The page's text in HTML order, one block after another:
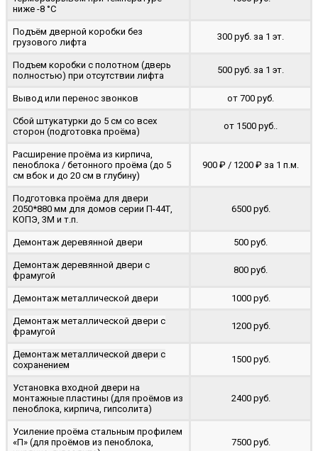
ниже -8 °C
Подъём дверной коробки без
грузового лифта
300 руб. за 1 эт.
Подъем коробки с полотном (дверь
полностью) при отсутствии лифта
500 руб. за 1 эт.
Вывод или перенос звонков от 700 руб.
Сбой штукатурки до 5 см со всех
сторон (подготовка проёма)
от 1500 руб..
Расширение проёма из кирпича,
пеноблока / бетонного проёма (до 5
cм вбок и до 20 см в глубину)
900 ₽ / 1200 ₽ за 1 п.м.
Подготовка проёма для двери
2050*880 мм для домов серии П-44Т,
КОПЭ, 3М и т.п.
6500 руб.
Демонтаж деревянной двери 500 руб.
Демонтаж деревянной двери с
фрамугой
800 руб.
Демонтаж металлической двери 1000 руб.
Демонтаж металлической двери с
фрамугой
1200 руб.
Демонтаж металлической двери с
сохранением
1500 руб.
Установка входной двери на
монтажные пластины (для проёмов из
пеноблока, кирпича, гипсолита)
2400 руб.
Усиление проёма стальным профилем
«П» (для проёмов из пеноблока,
7500 руб.